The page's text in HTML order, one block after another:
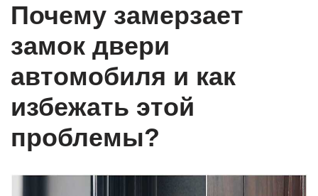
Почему замерзает
замок двери
автомобиля и как
избежать этой
проблемы?